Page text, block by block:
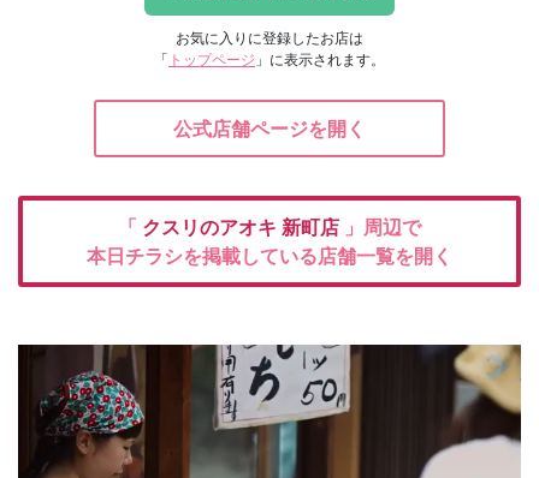
お気に入りに登録したお店は
「 トップページ 」に表示されます。
公式店舗ページを開く
「 クスリのアオキ 新町店 」周辺で
本日チラシを掲載している店舗一覧を開く